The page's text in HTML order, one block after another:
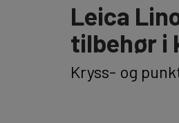
Leica
tilbehør i
Kryss- og